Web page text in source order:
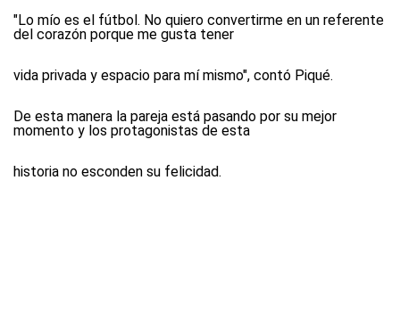
"Lo mío es el fútbol. No quiero convertirme en un referente
del corazón porque me gusta tener
vida privada y espacio para mí mismo", contó Piqué.
De esta manera la pareja está pasando por su mejor
momento y los protagonistas de esta
historia no esconden su felicidad.